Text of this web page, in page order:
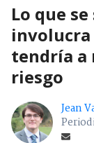
Lo que
involucra
tendría a
riesgo
Jean